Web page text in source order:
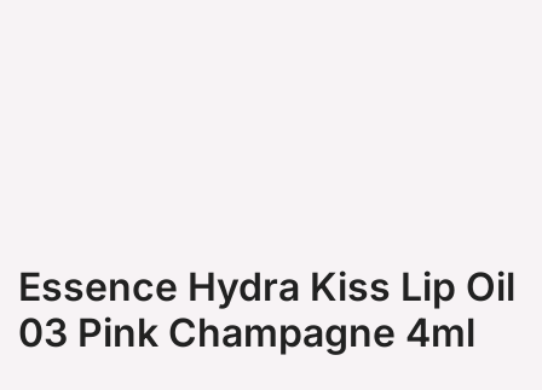
Essence Hydra Kiss Lip Oil
03 Pink Champagne 4ml